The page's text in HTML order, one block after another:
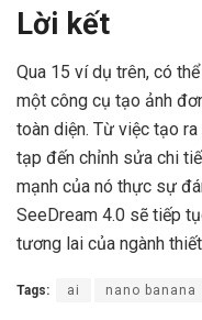
Lời kết
Qua 15 ví dụ trên, có
một công cụ tạo ảnh
toàn diện. Từ việc tạo
tạp đến chỉnh sửa chi
mạnh của nó thực sự
SeeDream 4.0 sẽ tiếp
tương lai của ngành
Tags: ai nano banana